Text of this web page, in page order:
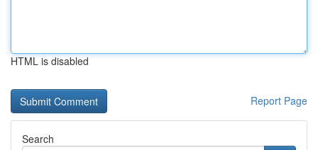
HTML is disabled
Report Page
Search